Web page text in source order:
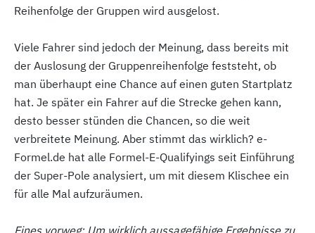
Reihenfolge der Gruppen wird ausgelost.
Viele Fahrer sind jedoch der Meinung, dass bereits mit
der Auslosung der Gruppenreihenfolge feststeht, ob
man überhaupt eine Chance auf einen guten Startplatz
hat. Je später ein Fahrer auf die Strecke gehen kann,
desto besser stünden die Chancen, so die weit
verbreitete Meinung. Aber stimmt das wirklich? e-
Formel.de hat alle Formel-E-Qualifyings seit Einführung
der Super-Pole analysiert, um mit diesem Klischee ein
für alle Mal aufzuräumen.
Eines vorweg: Um wirklich aussagefähige Ergebnisse zu